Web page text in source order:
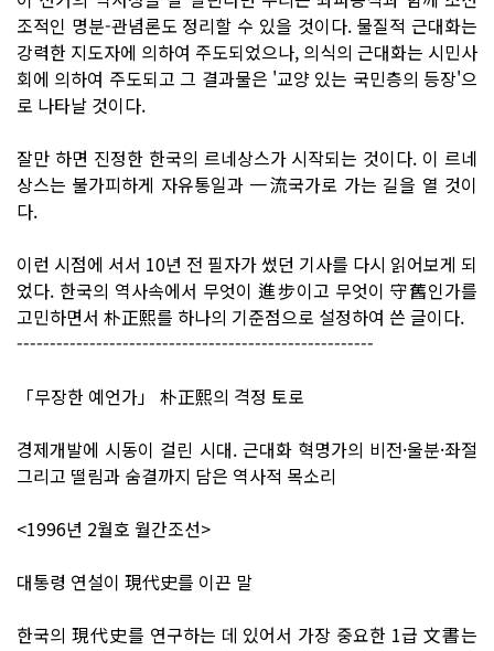
조적인 명분-관념론도 정리할 수 있을 것이다. 물질적 근대화는
강력한 지도자에 의하여 주도되었으나, 의식의 근대화는 시민사
회에 의하여 주도되고 그 결과물은 '교양 있는 국민층의 등장'으
로 나타날 것이다.
잘만 하면 진정한 한국의 르네상스가 시작되는 것이다. 이 르네
상스는 불가피하게 자유통일과 一流국가로 가는 길을 열 것이
다.
이런 시점에 서서 10년 전 필자가 썼던 기사를 다시 읽어보게 되
었다. 한국의 역사속에서 무엇이 進步이고 무엇이 守舊인가를
고민하면서 朴正熙를 하나의 기준점으로 설정하여 쓴 글이다.
------------------------------------------------------
「무장한 예언가」 朴正熙의 격정 토로
경제개발에 시동이 걸린 시대. 근대화 혁명가의 비전·울분·좌절
그리고 떨림과 숨결까지 담은 역사적 목소리
<1996년 2월호 월간조선>
대통령 연설이 現代史를 이끈 말
한국의 現代史를 연구하는 데 있어서 가장 중요한 1급 文書는